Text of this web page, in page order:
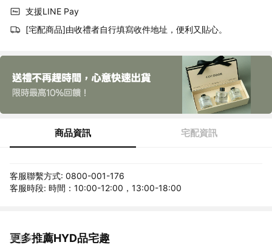
支援LINE Pay
[宅配商品]由收禮者自行填寫收件地址，便利又貼心。
商品資訊 宅配資訊
客服聯繫方式: 0800-001-176
客服時段: 時間：10:00-12:00，13:00-18:00
更多推薦HYD品宅趣
看更多